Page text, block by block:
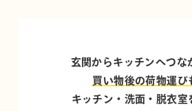
玄関からキッチンへつな
買い物後の荷物運び
キッチン・洗面・脱衣室